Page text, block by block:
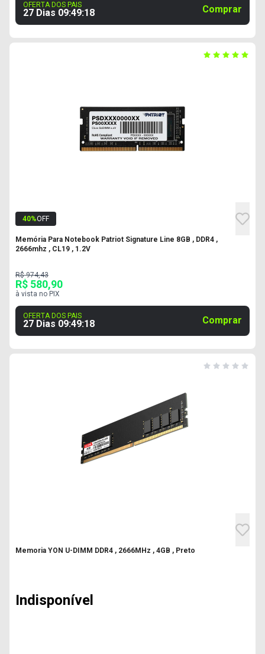
OFERTA DOS PAIS
27 Dias 09:49:17 Comprar
40%OFF
Memória Para Notebook Patriot Signature Line 8GB , DDR4 ,
2666mhz , CL19 , 1.2V
R$ 974,43
R$ 580,90
à vista no PIX
OFERTA DOS PAIS
27 Dias 09:49:17 Comprar
Memoria YON U-DIMM DDR4 , 2666MHz , 4GB , Preto
Indisponível